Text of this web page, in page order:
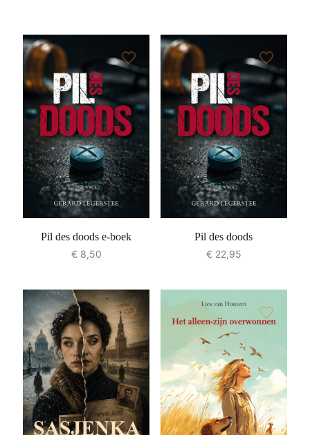
Pil des doods e-boek
€8,50
Pil des doods
€22,95